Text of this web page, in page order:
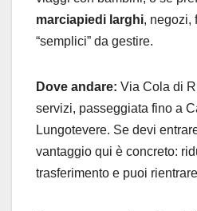
marciapiedi larghi, negozi,
“semplici” da gestire.
Dove andare: Via Cola di
servizi, passeggiata fino a
Lungotevere. Se devi
vantaggio qui è concreto:
trasferimento e puoi